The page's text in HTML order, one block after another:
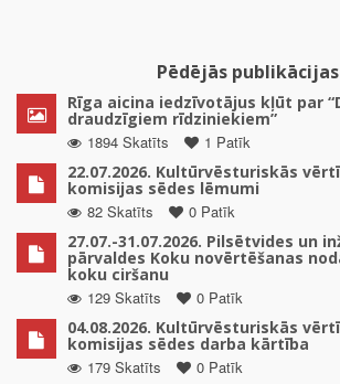
Pēdējās publikācijas
Rīga aicina iedzīvotājus kļūt par
draudzīgiem rīdziniekiem”
1894 Skatīts
1 Patīk
22.07.2026. Kultūrvēsturiskās
komisijas sēdes lēmumi
82 Skatīts
0 Patīk
27.07.-31.07.2026. Pilsētvides un
pārvaldes Koku novērtēšanas
koku ciršanu
129 Skatīts
0 Patīk
04.08.2026. Kultūrvēsturiskās
komisijas sēdes darba kārtība
179 Skatīts
0 Patīk